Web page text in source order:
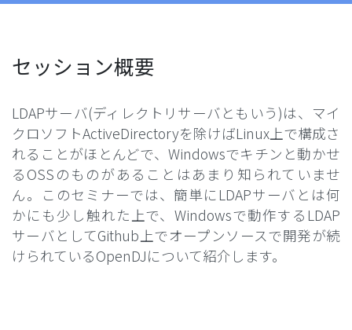
セッション概要
LDAPサーバ(ディレクトリサーバともいう)は、マイ
クロソフトActiveDirectoryを除けばLinux上で構成さ
れることがほとんどで、Windowsでキチンと動かせ
るOSSのものがあることはあまり知られていませ
ん。このセミナーでは、簡単にLDAPサーバとは何
かにも少し触れた上で、Windowsで動作するLDAP
サーバとしてGithub上でオープンソースで開発が続
けられているOpenDJについて紹介します。